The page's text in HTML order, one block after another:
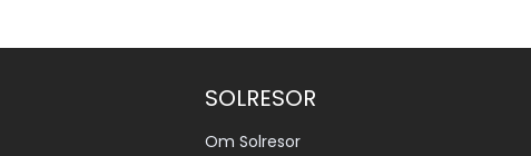
SOLRESOR
Om Solresor